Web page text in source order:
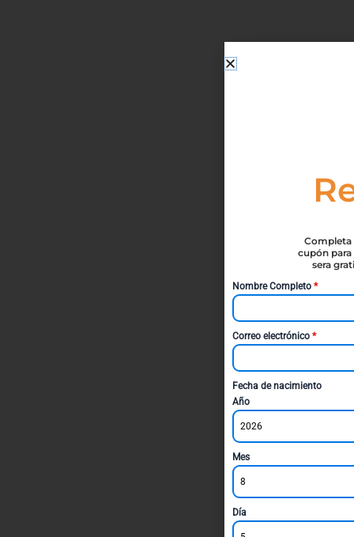
Completa
cupón para
sera
Nombre Completo *
Correo electrónico *
Fecha de nacimiento
Año
2026
Mes
8
Día